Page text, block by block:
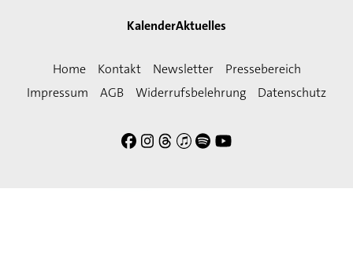
KalenderAktuelles
Home Kontakt Newsletter
Pressebereich
Impressum
AGB Widerrufsbelehrung Datenschutz